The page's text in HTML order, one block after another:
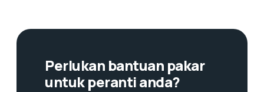
Perlukan bantuan pakar
untuk peranti anda?